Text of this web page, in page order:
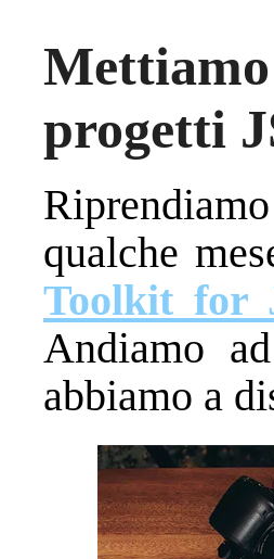
progetti
qualche
Toolkit for
Andiamo
abbiamo a